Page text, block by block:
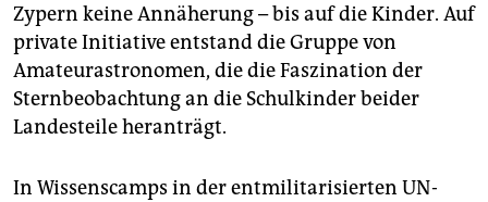
Zypern keine Annäherung – bis auf die Kinder. Auf
private Initiative entstand die Gruppe von
Amateurastronomen, die die Faszination der
Sternbeobachtung an die Schulkinder beider
Landesteile heranträgt.
In Wissenscamps in der entmilitarisierten UN-